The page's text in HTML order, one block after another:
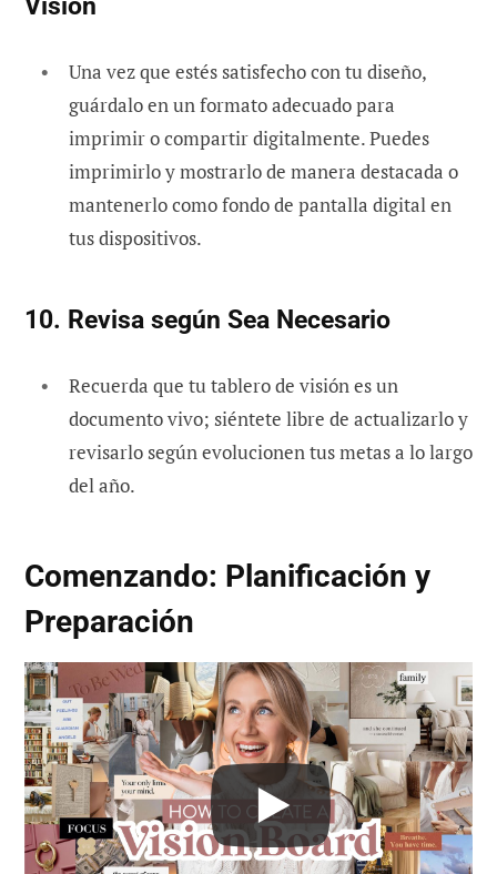
Una vez que estés satisfecho con tu diseño,
guárdalo en un formato adecuado para
imprimir o compartir digitalmente. Puedes
imprimirlo y mostrarlo de manera destacada o
mantenerlo como fondo de pantalla digital en
tus dispositivos.
10. Revisa según Sea Necesario
Recuerda que tu tablero de visión es un
documento vivo; siéntete libre de actualizarlo y
revisarlo según evolucionen tus metas a lo largo
del año.
Comenzando: Planificación y
Preparación